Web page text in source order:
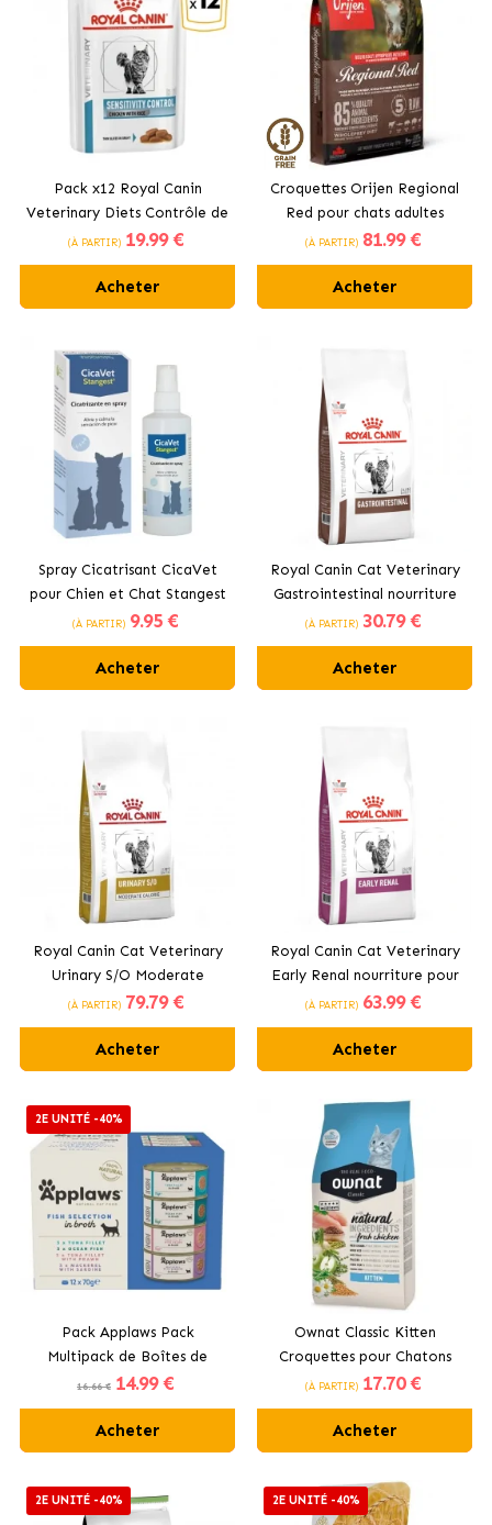
Pack x12 Royal Canin
Veterinary Diets Contrôle de
la Sensibilité nourriture
humide pour chats
(À PARTIR) 19.99 €
Acheter
Croquettes Orijen Regional
Red pour chats adultes
(À PARTIR) 81.99 €
Acheter
Spray Cicatrisant CicaVet
pour Chien et Chat Stangest
(À PARTIR) 9.95 €
Acheter
Royal Canin Cat Veterinary
Gastrointestinal nourriture
pour chats adultes
(À PARTIR) 30.79 €
Acheter
Royal Canin Cat Veterinary
Urinary S/O Moderate
Calorie aliment pour chats
adultes
(À PARTIR) 79.79 €
Acheter
Royal Canin Cat Veterinary
Early Renal nourriture pour
chats adultes
(À PARTIR) 63.99 €
Acheter
2E UNITÉ -40%
Pack Applaws Pack
Multipack de Boîtes de
Nourriture Humide en
Bouillon pour Chats au
Poisson 12x70 gr
16.66 € 14.99 €
Acheter
Ownat Classic Kitten
Croquettes pour Chatons
avec Poulet
(À PARTIR) 17.70 €
Acheter
2E UNITÉ -40% 2E UNITÉ -40%